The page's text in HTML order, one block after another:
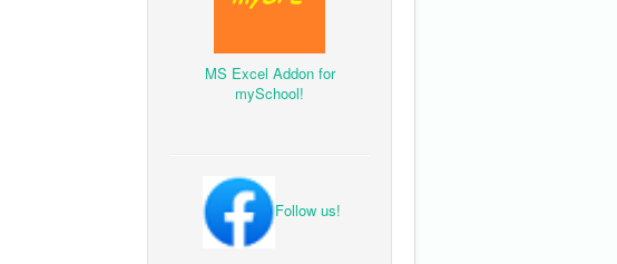
MS Excel Addon for
mySchool!
Follow us!